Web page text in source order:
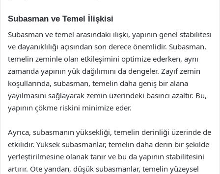
Subasman ve Temel İlişkisi
Subasman ve temel arasındaki ilişki, yapının genel stabilitesi
ve dayanıklılığı açısından son derece önemlidir. Subasman,
temelin zeminle olan etkileşimini optimize ederken, aynı
zamanda yapının yük dağılımını da dengeler. Zayıf zemin
koşullarında, subasman, temelin daha geniş bir alana
yayılmasını sağlayarak zemin üzerindeki basıncı azaltır. Bu,
yapının çökme riskini minimize eder.
Ayrıca, subasmanın yüksekliği, temelin derinliği üzerinde de
etkilidir. Yüksek subasmanlar, temelin daha derin bir şekilde
yerleştirilmesine olanak tanır ve bu da yapının stabilitesini
artırır. Öte yandan, düşük subasmanlar, temelin yüzeysel